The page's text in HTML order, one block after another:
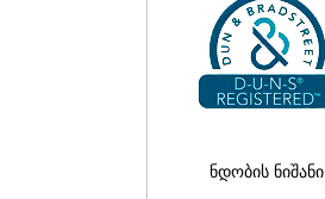
ნდობის ნიშანი